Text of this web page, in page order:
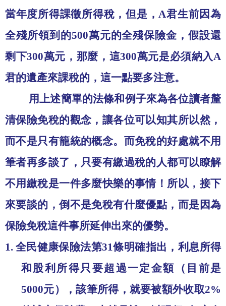
當年度所得課徵所得稅，但是，A君生前因為
全殘所領到的500萬元的全殘保險金，假設還
剩下300萬元，那麼，這300萬元是必須納入A
君的遺產來課稅的，這一點要多注意。
用上述簡單的法條和例子來為各位讀者釐
清保險免稅的觀念，讓各位可以知其所以然，
而不是只有籠統的概念。而免稅的好處就不用
筆者再多談了，只要有繳過稅的人都可以瞭解
不用繳稅是一件多麼快樂的事情！所以，接下
來要談的，倒不是免稅有什麼優點，而是因為
保險免稅這件事所延伸出來的優勢。
1. 全民健康保險法第31條明確指出，利息所得
和股利所得只要超過一定金額（目前是
5000元），該筆所得，就要被額外收取2%